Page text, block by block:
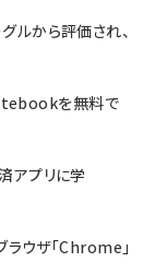
ルから評価され、
を無料で
アプリに学
ウザ「Chrome」